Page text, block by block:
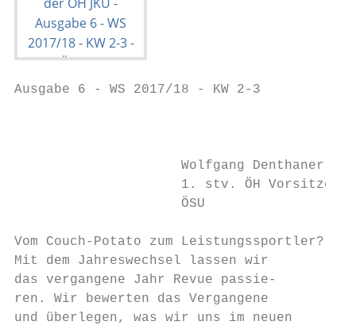
Ausgabe 6 - WS 2017/18 - KW 2-3
Wolfgang Denthaner
1. stv. ÖH
ÖSU
Vom Couch-Potato zum Leistungssportler?
Mit dem Jahreswechsel lassen wir
das vergangene Jahr Revue passie-
ren. Wir bewerten das Vergangene
und überlegen, was wir uns im neuen